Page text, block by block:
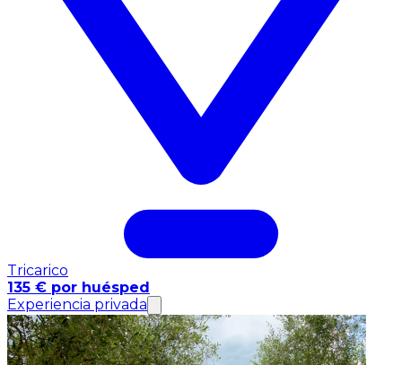
Tricarico
135 € por huésped
Experiencia privada